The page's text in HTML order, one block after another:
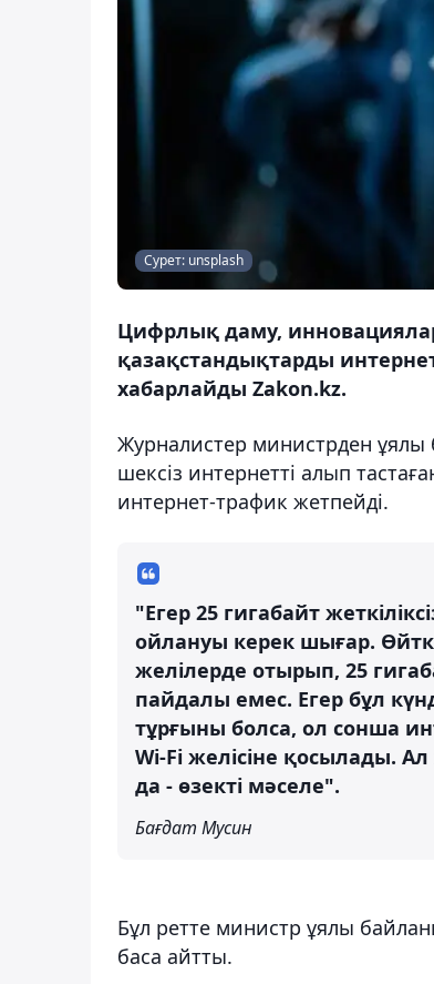
Сурет: unsplash
Цифрлық даму,
қазақстандықтарды
хабарлайды Zakon.kz.
Журналистер министрден ұялы
шексіз интернетті алып
интернет-трафик жетпейді.
"Егер 25 гигабайт
ойлануы керек шығар.
желілерде отырып, 25
пайдалы емес. Егер бұл
тұрғыны болса, ол сонша
Wi-Fi желісіне қосылады.
да - өзекті мәселе".
Бағдат Мусин
Бұл ретте министр ұялы
баса айтты.